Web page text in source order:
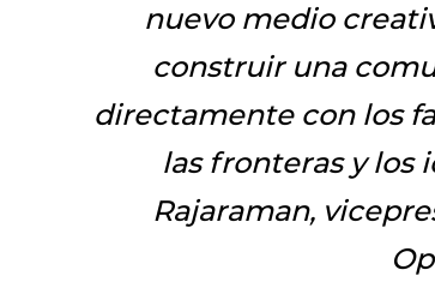
nuevo medio
construir una
directamente con los
las fronteras y los
Rajaraman,